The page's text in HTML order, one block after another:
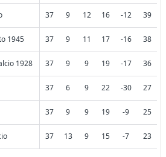
37 9 12 16 -12 39
1945 37 9 11 17 -16 38
1928 37 9 9 19 -17 36
37 6 9 22 -30 27
37 9 9 19 -9 25
37 13 9 15 -7 23